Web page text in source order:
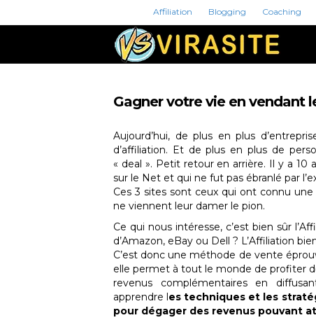
Affiliation Blogging Coaching
Gagner votre vie en vendant
Aujourd’hui, de plus en plus
d’affiliation. Et de plus en plus de
« deal ». Petit retour en arrière. Il y a 10
sur le Net et qui ne fut pas ébranlé par
Ces 3 sites sont ceux qui ont connu
ne viennent leur damer le pion.
Ce qui nous intéresse, c’est bien sûr
d’Amazon, eBay ou Dell ? L’Affiliation
C’est donc une méthode de vente
elle permet à tout le monde de profiter
revenus complémentaires en
apprendre les techniques et les
pour dégager des revenus pouvant